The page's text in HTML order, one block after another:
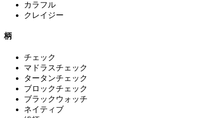
カラフル
クレイジー
柄
チェック
マドラスチェック
タータンチェック
ブロックチェック
ブラックウォッチ
ネイティブ